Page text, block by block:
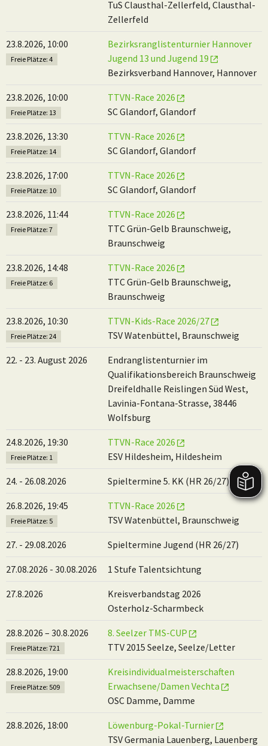
TuS Clausthal-Zellerfeld, Clausthal-
Zellerfeld
23.8.2026, 10:00
Freie Plätze: 4
Bezirksranglistenturnier Hannover
Jugend 13 und Jugend 19
Bezirksverband Hannover, Hannover
23.8.2026, 10:00
Freie Plätze: 13
TTVN-Race 2026
SC Glandorf, Glandorf
23.8.2026, 13:30
Freie Plätze: 14
TTVN-Race 2026
SC Glandorf, Glandorf
23.8.2026, 17:00
Freie Plätze: 10
TTVN-Race 2026
SC Glandorf, Glandorf
23.8.2026, 11:44
Freie Plätze: 7
TTVN-Race 2026
TTC Grün-Gelb Braunschweig,
Braunschweig
23.8.2026, 14:48
Freie Plätze: 6
TTVN-Race 2026
TTC Grün-Gelb Braunschweig,
Braunschweig
23.8.2026, 10:30
Freie Plätze: 24
TTVN-Kids-Race 2026/27
TSV Watenbüttel, Braunschweig
22. - 23. August 2026
Endranglistenturnier im
Qualifikationsbereich Braunschweig
Dreifeldhalle Reislingen Süd West,
Lavinia-Fontana-Strasse, 38446
Wolfsburg
24.8.2026, 19:30
Freie Plätze: 1
TTVN-Race 2026
ESV Hildesheim, Hildesheim
24. - 26.08.2026 Spieltermine 5. KK (HR 26/27)
26.8.2026, 19:45
Freie Plätze: 5
TTVN-Race 2026
TSV Watenbüttel, Braunschweig
27. - 29.08.2026 Spieltermine Jugend (HR 26/27)
27.08.2026 - 30.08.2026 1 Stufe Talentsichtung
27.8.2026
Kreisverbandstag 2026
Osterholz-Scharmbeck
28.8.2026 – 30.8.2026
Freie Plätze: 721
8. Seelzer TMS-CUP
TTV 2015 Seelze, Seelze/Letter
28.8.2026, 19:00
Freie Plätze: 509
Kreisindividualmeisterschaften
Erwachsene/Damen Vechta
OSC Damme, Damme
28.8.2026, 18:00
Löwenburg-Pokal-Turnier
TSV Germania Lauenberg, Lauenberg